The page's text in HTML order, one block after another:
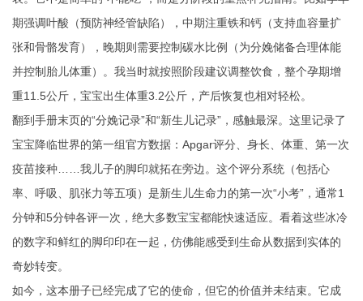
期强调叶酸（预防神经管缺陷），中期注重铁和钙（支持血容量扩
张和骨骼发育），晚期则需要控制碳水比例（为分娩储备合理体能
并控制胎儿体重）。我当时就按照阶段建议调整饮食，整个孕期增
重11.5公斤，宝宝出生体重3.2公斤，产后恢复也相对轻松。
翻到手册末页的“分娩记录”和“新生儿记录”，感触最深。这里记录了
宝宝降临世界的第一组官方数据：Apgar评分、身长、体重、第一次
疫苗接种……我儿子的脚印就拓在旁边。这个评分系统（包括心
率、呼吸、肌张力等五项）是新生儿生命力的第一次“小考”，通常1
分钟和5分钟各评一次，绝大多数宝宝都能快速适应。看着这些冰冷
的数字和鲜红的脚印印在一起，仿佛能感受到生命从数据到实体的
奇妙转变。
如今，这本册子已经完成了它的使命，但它的价值并未结束。它成